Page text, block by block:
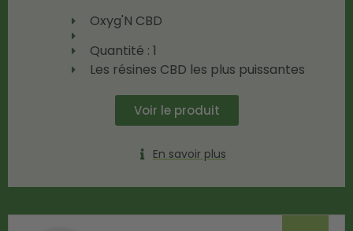
Oxyg'N CBD
Quantité : 1
Les résines CBD les plus puissantes
Voir le produit
En savoir plus